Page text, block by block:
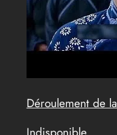
Déroulement de